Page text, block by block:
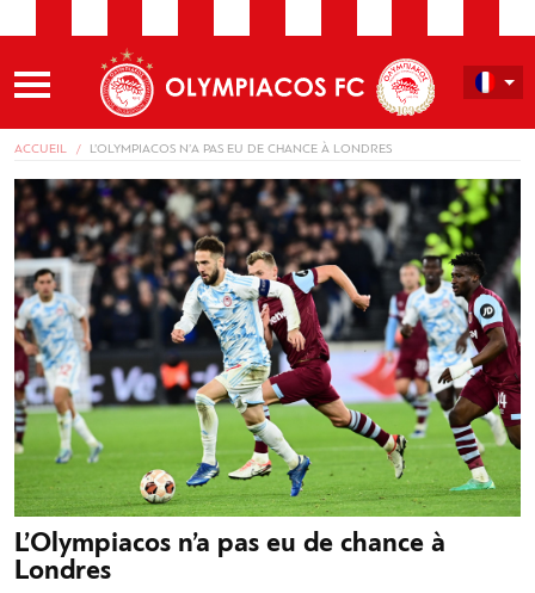
ACCUEIL L’OLYMPIACOS N’A PAS EU DE CHANCE À LONDRES
L’Olympiacos n’a pas eu de chance à
Londres